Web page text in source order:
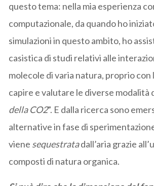
questo tema: nella mia esperienza
computazionale, da quando ho
simulazioni in questo ambito, ho
casistica di studi relativi alle
molecole di varia natura, proprio con
capire e valutare le diverse modalità
della CO2”. E dalla ricerca sono
alternative in fase di
viene sequestratadall’aria grazie
composti di natura organica.